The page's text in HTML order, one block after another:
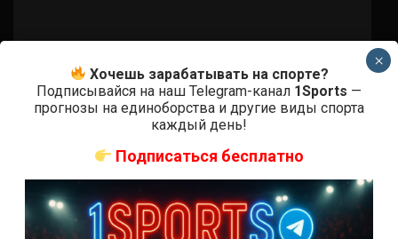
ММА БОИ БЕЗ ПРАВИЛ
Крис Дункан — Матеуш Ребецки
Хочешь зарабатывать на спорте?
Подписывайся на наш Telegram-канал 1Sports —
прогнозы на единоборства и другие виды спорта
каждый день!
Подписаться бесплатно
×